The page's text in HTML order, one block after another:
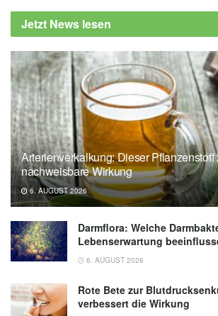
abtötet (veröffentlicht:
Ramon Weishaupt, Janina
Heuberger, u.a.:
Cytocompatible,
Cellulose Membranes with
Peptides for Advanced
Advanced Healthcare
onlinelibrary.wiley.com
Jetzt News lesen
Arterienverkalkung: Dieser Pflanzenstoff
nachweisbare Wirkung
6. AUGUST 2026
Darmflora: Welche
Lebenserwartung
6. AUGUST 2026
Rote Bete zur
verbessert die Wirkung